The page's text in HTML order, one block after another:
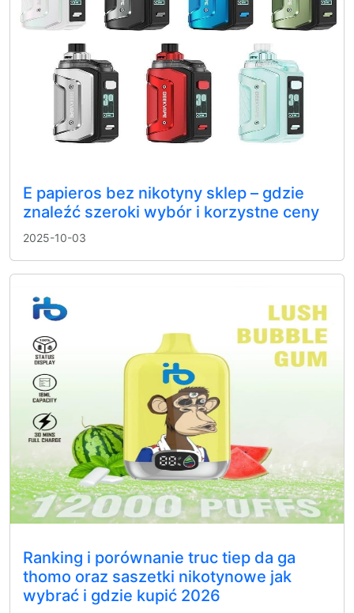
E papieros bez nikotyny sklep – gdzie
znaleźć szeroki wybór i korzystne ceny
2025-10-03
Ranking i porównanie truc tiep da ga
thomo oraz saszetki nikotynowe jak
wybrać i gdzie kupić 2026